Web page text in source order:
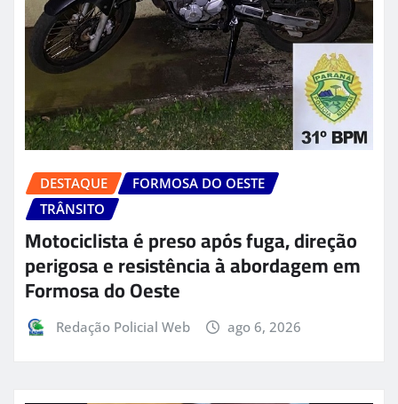
DESTAQUE
FORMOSA DO OESTE
TRÂNSITO
Motociclista é preso após fuga, direção
perigosa e resistência à abordagem em
Formosa do Oeste
Redação Policial Web ago 6, 2026